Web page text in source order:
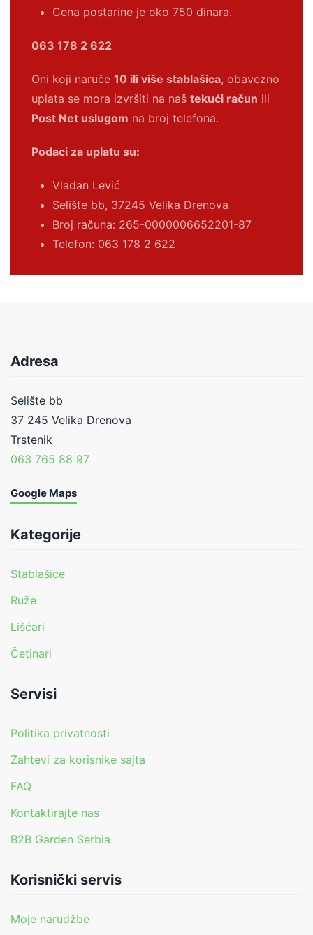
Cena postarine je oko 750 dinara.
063 178 2 622
Oni koji naruče 10 ili više stablašica, obavezno
uplata se mora izvršiti na naš tekući račun ili
Post Net uslugom na broj telefona.
Podaci za uplatu su:
Vladan Lević
Selište bb, 37245 Velika Drenova
Broj računa: 265-0000006652201-87
Telefon: 063 178 2 622
Adresa
Selište bb
37 245 Velika Drenova
Trstenik
063 765 88 97
Google Maps
Kategorije
Stablašice
Ruže
Lišćari
Četinari
Servisi
Politika privatnosti
Zahtevi za korisnike sajta
FAQ
Kontaktirajte nas
B2B Garden Serbia
Korisnički servis
Moje narudžbe